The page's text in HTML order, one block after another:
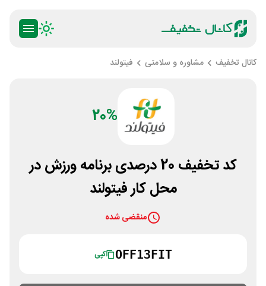
کانال تخفیف مشاوره و سلامتی فیتولند
20%
کد تخفیف 20 درصدی برنامه ورزش در
محل کار فیتولند
منقضی شده
OFF13FIT کپی